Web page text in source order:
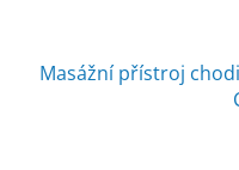
Masážní přístroj